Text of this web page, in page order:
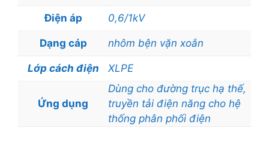
Điện áp 0,6/1kV
Dạng cáp nhôm bện vặn xoắn
Lớp cách điện XLPE
Ứng dụng
Dùng cho đường trục hạ thế,
truyền tải điện năng cho hệ
thống phân phối điện